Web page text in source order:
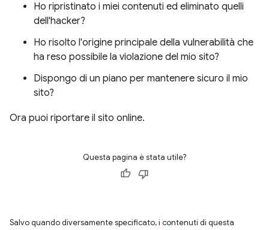
Ho ripristinato i miei contenuti ed eliminato quelli
dell'hacker?
Ho risolto l'origine principale della vulnerabilità che
ha reso possibile la violazione del mio sito?
Dispongo di un piano per mantenere sicuro il mio
sito?
Ora puoi riportare il sito online.
Questa pagina è stata utile?
Salvo quando diversamente specificato, i contenuti di questa